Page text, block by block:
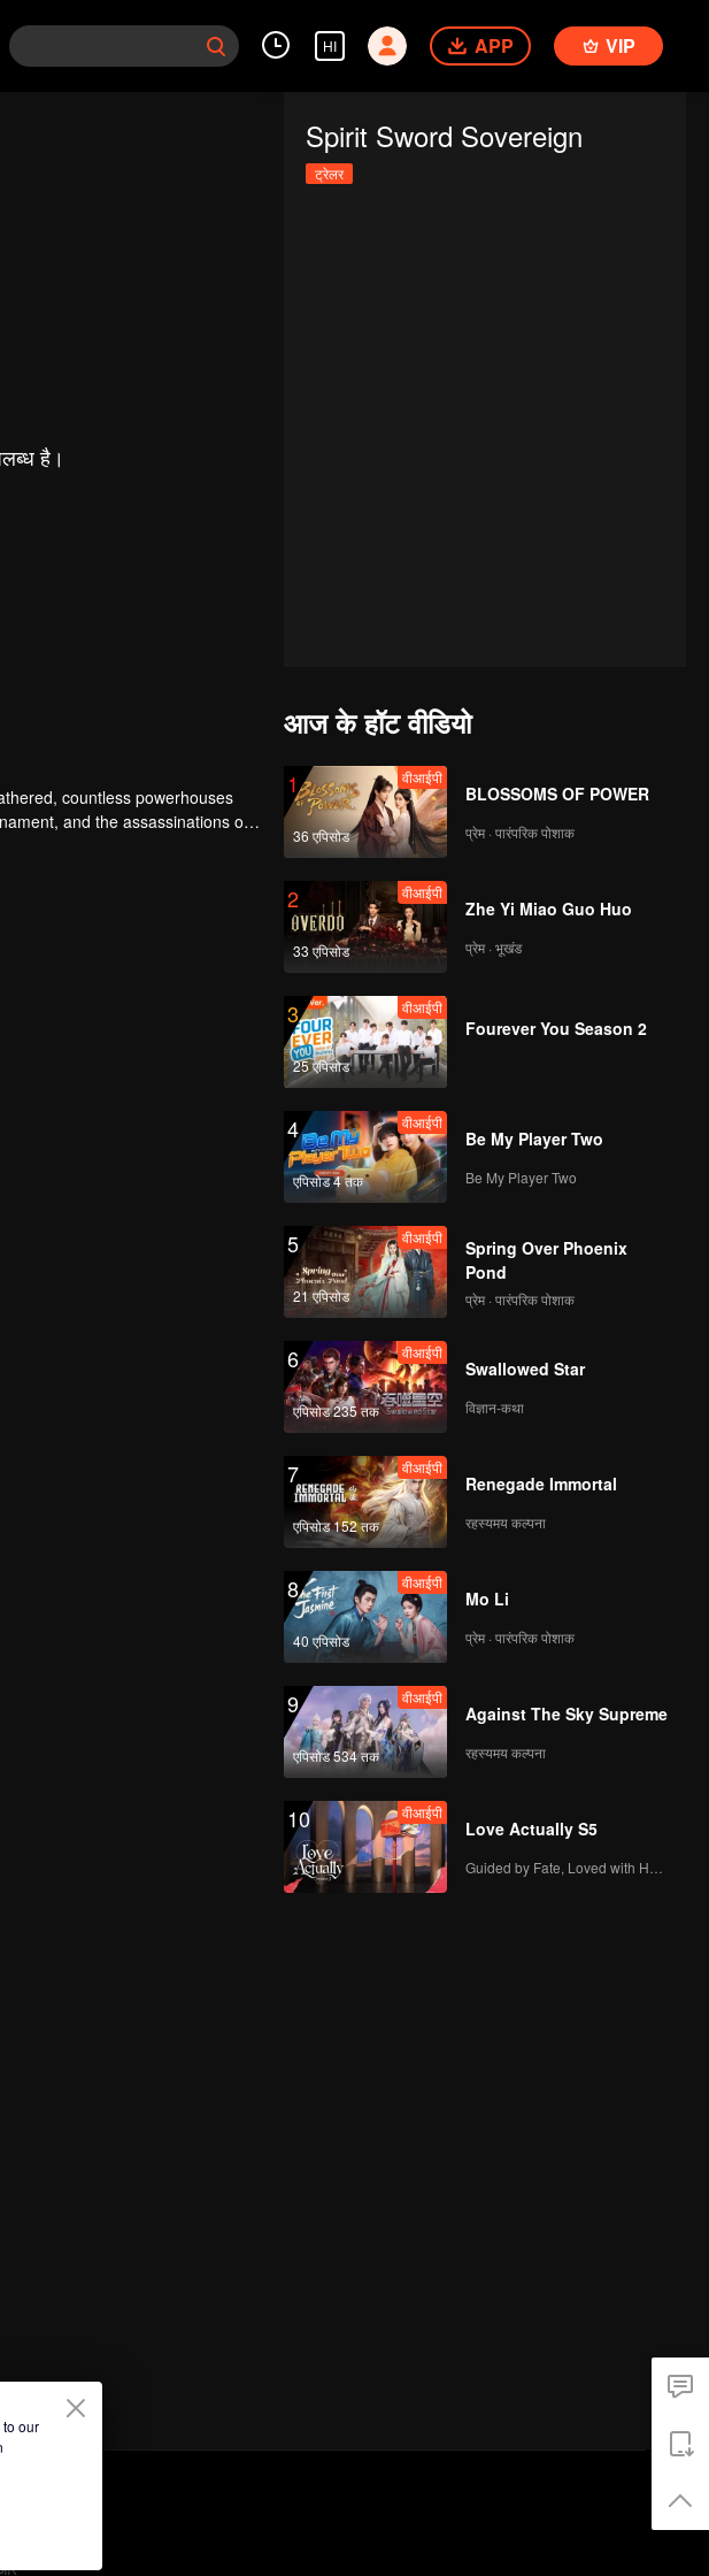
HI APP VIP
है।
Spirit Sword Sovereign
ट्रेलर
countless powerhouses
and the assassinations of
Let's see how Chu Xingyun is
आज के हॉट वीडियो
1
36 एपिसोड
वीआईपी
BLOSSOMS OF POWER
प्रेम · पारंपरिक पोशाक
2
33 एपिसोड
वीआईपी
Zhe Yi Miao Guo Huo
प्रेम · भूखंड
3
25 एपिसोड
वीआईपी
Fourever You Season 2
4
एपिसोड 4 तक
वीआईपी
Be My Player Two
Be My Player Two
5
21 एपिसोड
वीआईपी
Spring Over Phoenix
Pond
प्रेम · पारंपरिक पोशाक
6
एपिसोड 235 तक
वीआईपी
Swallowed Star
विज्ञान-कथा
7
एपिसोड 152 तक
वीआईपी
Renegade Immortal
रहस्यमय कल्पना
8
40 एपिसोड
वीआईपी
Mo Li
प्रेम · पारंपरिक पोशाक
9
एपिसोड 534 तक
वीआईपी
Against The Sky Supreme
रहस्यमय कल्पना
10 वीआईपी
Love Actually S5
our